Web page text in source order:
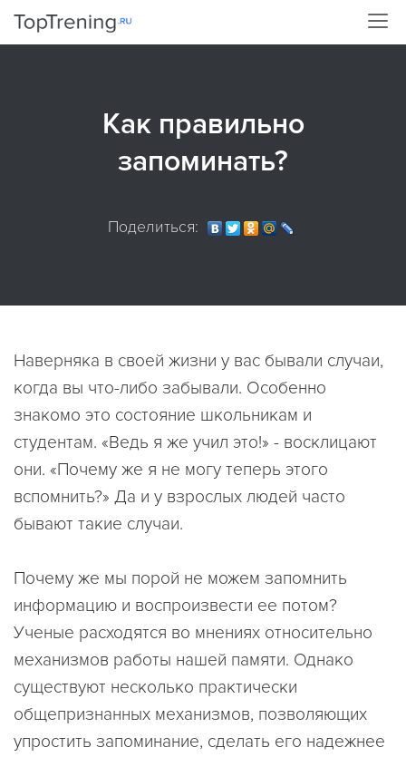
Как правильно
запоминать?
Поделиться:
Наверняка в своей жизни у вас бывали случаи,
когда вы что-либо забывали. Особенно
знакомо это состояние школьникам и
студентам. «Ведь я же учил это!» - восклицают
они. «Почему же я не могу теперь этого
вспомнить?» Да и у взрослых людей часто
бывают такие случаи.
Почему же мы порой не можем запомнить
информацию и воспроизвести ее потом?
Ученые расходятся во мнениях относительно
механизмов работы нашей памяти. Однако
существуют несколько практически
общепризнанных механизмов, позволяющих
упростить запоминание, сделать его надежнее